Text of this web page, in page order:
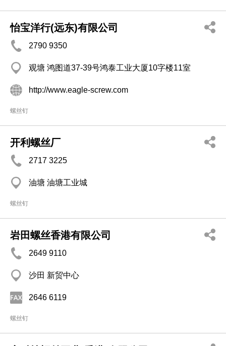
怡宝洋行(远东)有限公司
2790 9350
观塘 鸿图道37-39号鸿泰工业大厦10字楼11室
http://www.eagle-screw.com
螺丝钉
开利螺丝厂
2717 3225
油塘 油塘工业城
螺丝钉
岩田螺丝香港有限公司
2649 9110
沙田 新贸中心
2646 6119
螺丝钉